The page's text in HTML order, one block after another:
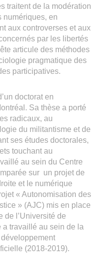
traitent de la modération
numériques, en
aux controverses et aux
par les libertés
articule des méthodes
pragmatique des
participatives.
doctorat en
Sa thèse a porté
radicaux, au
du militantisme et de
ses études doctorales,
touchant au
au sein du Centre
sur un projet de
et le numérique
« Autonomisation des
» (AJC) mis en place
de l’Université de
a travaillé au sein de la
(2018-2019).